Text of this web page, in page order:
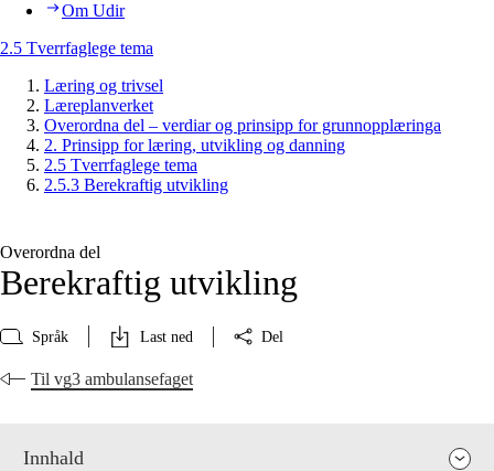
Om Udir
2.5 Tverrfaglege tema
Læring og trivsel
Læreplanverket
Overordna del – verdiar og prinsipp for grunnopplæringa
2. Prinsipp for læring, utvikling og danning
2.5 Tverrfaglege tema
2.5.3 Berekraftig utvikling
Overordna del
Berekraftig utvikling
Språk Last ned Del
Til vg3 ambulansefaget
Innhald